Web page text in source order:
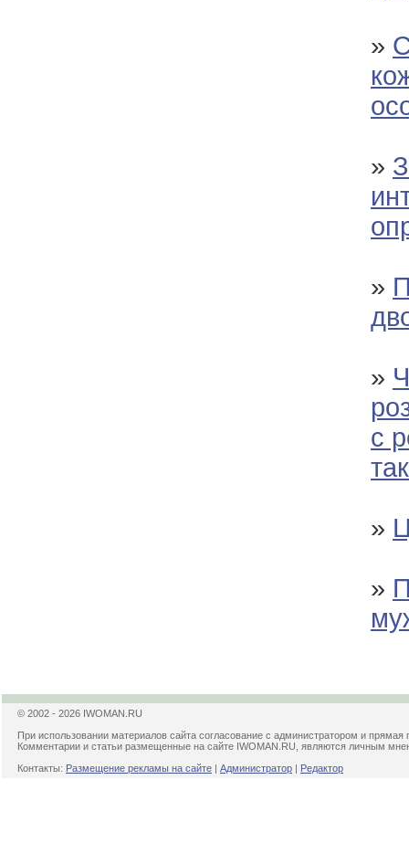
»
»
»
»
с
»
»
© 2002 - 2026 IWOMAN.RU
При использовании материалов сайта согласование с администратором и прямая
Комментарии и статьи размещенные на сайте IWOMAN.RU, являются личным
Контакты: Размещение рекламы на сайте | Администратор | Редактор